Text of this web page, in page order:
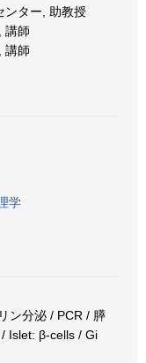
ンター, 助教授
講師
講師
学
ン分泌 / PCR / 膵
Islet: β-cells / Gi